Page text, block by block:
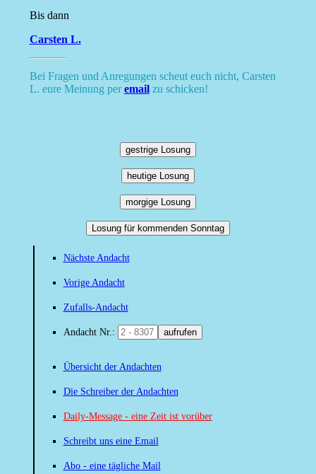
Bis dann
Carsten L.
Bei Fragen und Anregungen scheut euch nicht, Carsten
L. eure Meinung peremailzu schicken!
gestrige Losung
heutige Losung
morgige Losung
Losung für kommenden Sonntag
Nächste Andacht
Vorige Andacht
Zufalls-Andacht
Andacht Nr.: aufrufen
Übersicht der Andachten
Die Schreiber der Andachten
Daily-Message - eine Zeit ist vorüber
Schreibt uns eine Email
Abo - eine tägliche Mail